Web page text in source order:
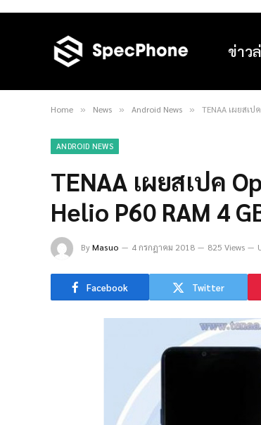
ข่าว
Home » News » Android News » TENAA เผยสเ
ANDROID NEWS
TENAA เผยสเปค
Helio P60 RAM 4
ByMasuo 4 กรกฎาคม 2018 825 Views
Facebook Twitter